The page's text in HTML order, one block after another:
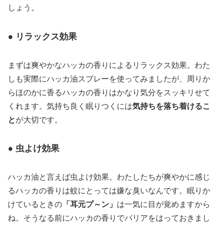
しょう。
● リラックス効果
まずは爽やかなハッカの香りによるリラックス効果。わた
しも実際にハッカ油スプレーを使ってみましたが、周りか
らほのかに香るハッカの香りはかなり気分をスッキリせて
くれます。気持ち良く眠りつくには気持ちを落ち着けるこ
とが大切です。
● 虫よけ効果
ハッカ油と言えば虫よけ効果。わたしたちが爽やかに感じ
るハッカの香りは蚊にとっては嫌な臭いなんです。眠りか
けているときの 「耳元プ～ン」 は一気に目が覚めますから
ね。そうなる前にハッカの香りでバリアをはっておきまし